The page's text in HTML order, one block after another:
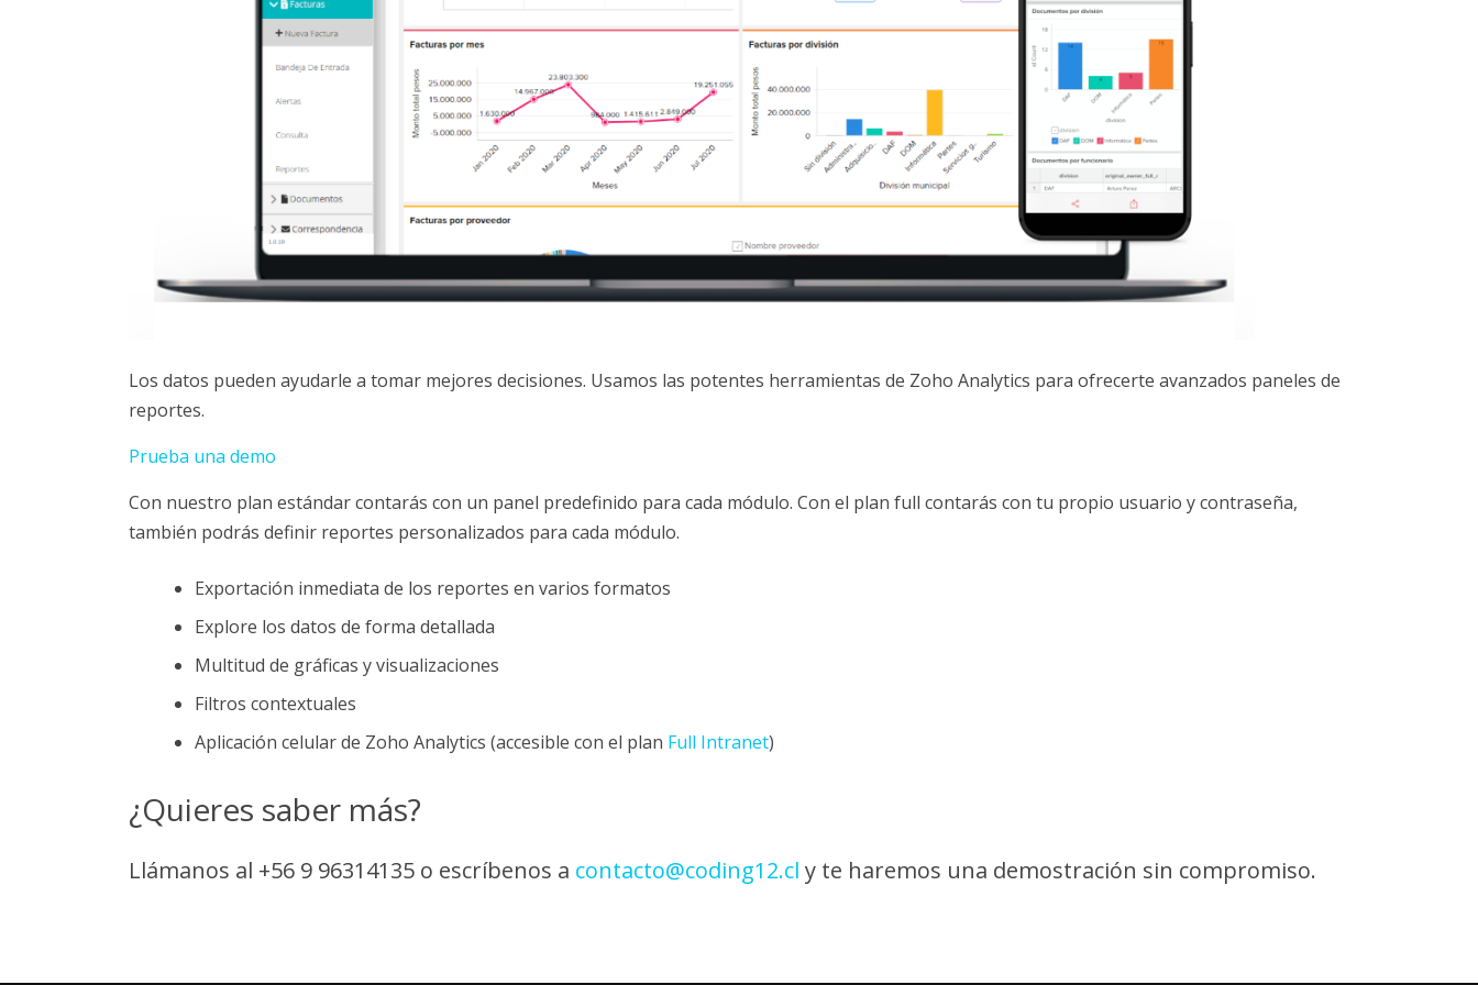
Los datos pueden ayudarle a tomar mejores decisiones. Usamos las potentes herramientas de Zoho Analytics para ofrecerte avanzados paneles de
reportes.
Prueba una demo
Con nuestro plan estándar contarás con un panel predefinido para cada módulo. Con el plan full contarás con tu propio usuario y contraseña,
también podrás definir reportes personalizados para cada módulo.
Exportación inmediata de los reportes en varios formatos
Explore los datos de forma detallada
Multitud de gráficas y visualizaciones
Filtros contextuales
Aplicación celular de Zoho Analytics (accesible con el plan Full Intranet)
¿Quieres saber más?
Llámanos al +56 9 96314135 o escríbenos a contacto@coding12.cl y te haremos una demostración sin compromiso.